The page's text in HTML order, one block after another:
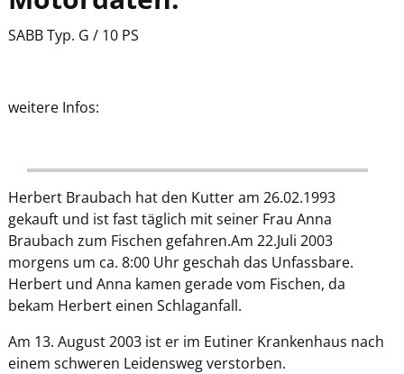
SABB Typ. G / 10 PS
weitere Infos:
Herbert Braubach hat den Kutter am 26.02.1993
gekauft und ist fast täglich mit seiner Frau Anna
Braubach zum Fischen gefahren.Am 22.Juli 2003
morgens um ca. 8:00 Uhr geschah das Unfassbare.
Herbert und Anna kamen gerade vom Fischen, da
bekam Herbert einen Schlaganfall.
Am 13. August 2003 ist er im Eutiner Krankenhaus nach
einem schweren Leidensweg verstorben.